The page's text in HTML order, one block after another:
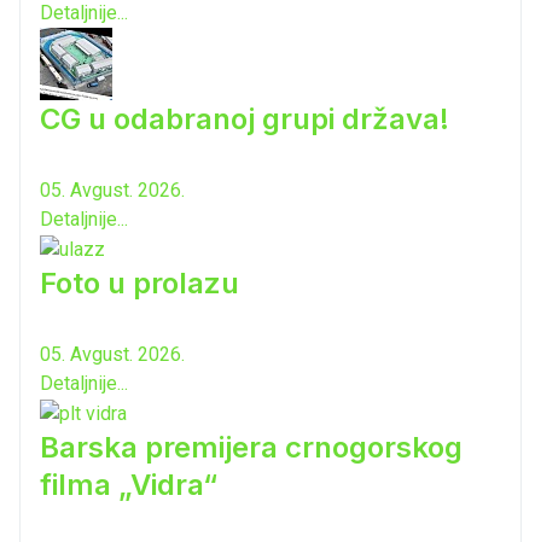
Detaljnije...
CG u odabranoj grupi država!
05. Avgust. 2026.
Detaljnije...
Foto u prolazu
05. Avgust. 2026.
Detaljnije...
Barska premijera crnogorskog
filma „Vidra“